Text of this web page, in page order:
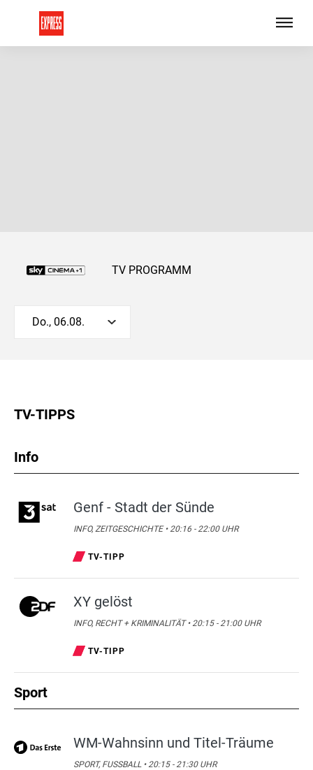
TV PROGRAMM
Do., 06.08.
TV-TIPPS
Info
Genf - Stadt der Sünde
INFO, ZEITGESCHICHTE • 20:16 - 22:00 UHR
TV-TIPP
XY gelöst
INFO, RECHT + KRIMINALITÄT • 20:15 - 21:00 UHR
TV-TIPP
Sport
WM-Wahnsinn und Titel-Träume
SPORT, FUSSBALL • 20:15 - 21:30 UHR